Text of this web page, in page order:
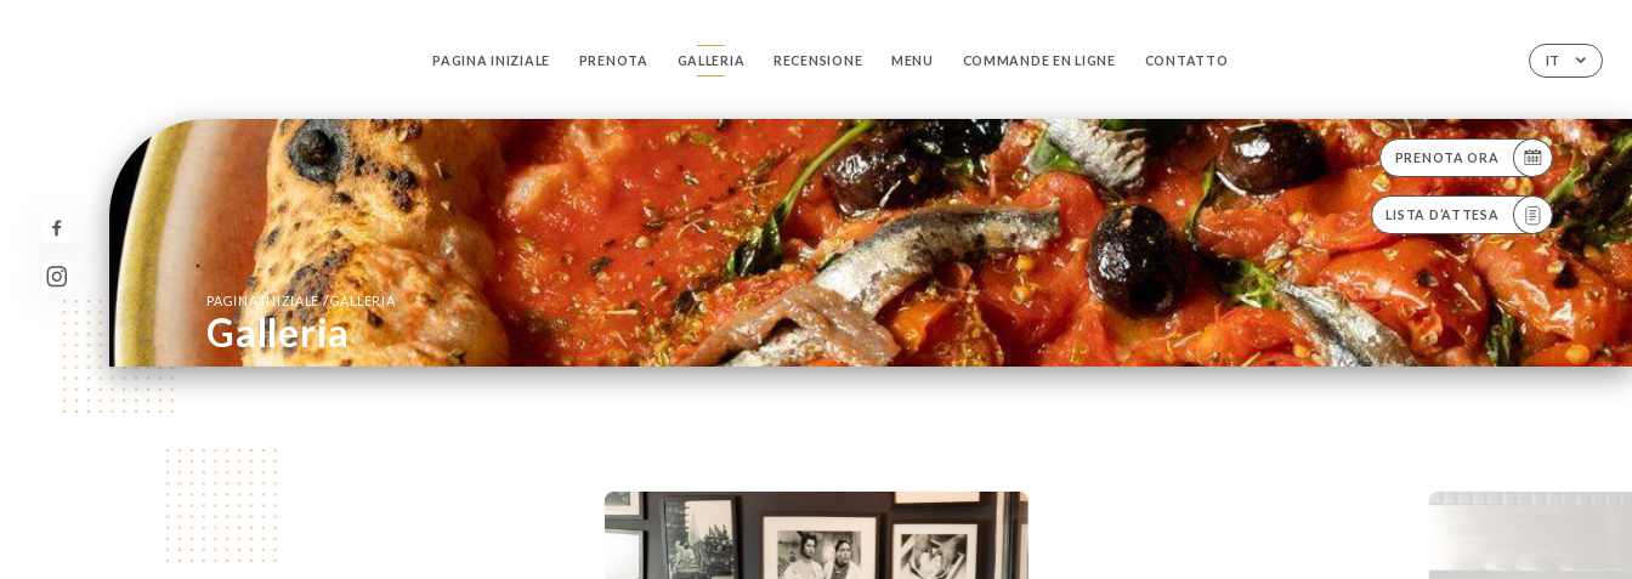
IT
PAGINA INIZIALE PRENOTA GALLERIA RECENSIONE MENU COMMANDE EN LIGNE CONTATTO
PRENOTA ORA
LISTA D’ATTESA
PAGINA INIZIALE/GALLERIA
Galleria